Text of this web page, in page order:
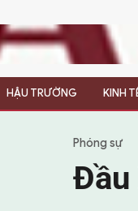
HẬU TRƯỜNG KINH
Phóng sự
Đầu